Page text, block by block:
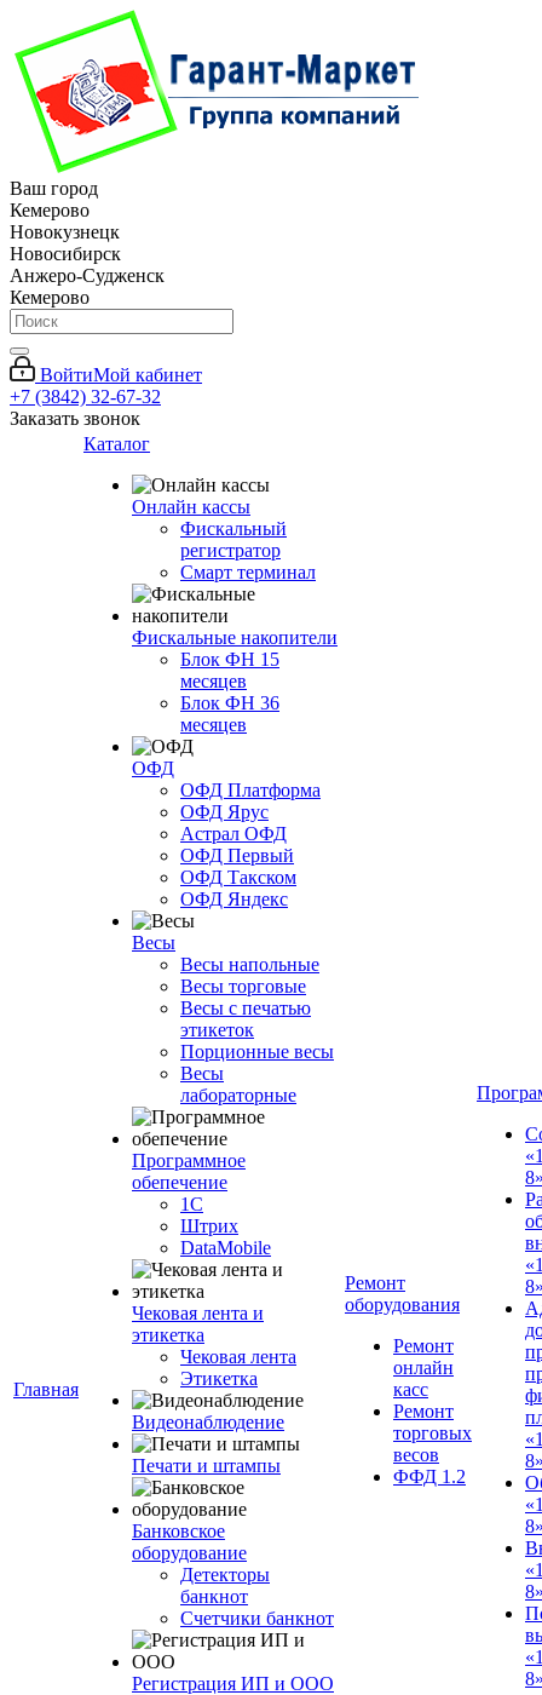
Ваш город
Кемерово
Новокузнецк
Новосибирск
Анжеро-Судженск
Кемерово
ВойтиМой кабинет
+7 (3842) 32-67-32
Заказать звонок
Главная
Каталог
Онлайн кассы
Фискальный
регистратор
Смарт терминал
Фискальные накопители
Блок ФН 15
месяцев
Блок ФН 36
месяцев
ОФД
ОФД Платформа
ОФД Ярус
Астрал ОФД
ОФД Первый
ОФД Такском
ОФД Яндекс
Весы
Весы напольные
Весы торговые
Весы с печатью
этикеток
Порционные весы
Весы
лабораторные
Программное
обепечение
1С
Штрих
DataMobile
Чековая лента и
этикетка
Чековая лента
Этикетка
Видеонаблюдение
Печати и штампы
Банковское
оборудование
Детекторы
банкнот
Счетчики банкнот
Регистрация ИП и ООО
Ремонт
оборудования
Ремонт
онлайн
касс
Ремонт
торговых
весов
ФФД 1.2